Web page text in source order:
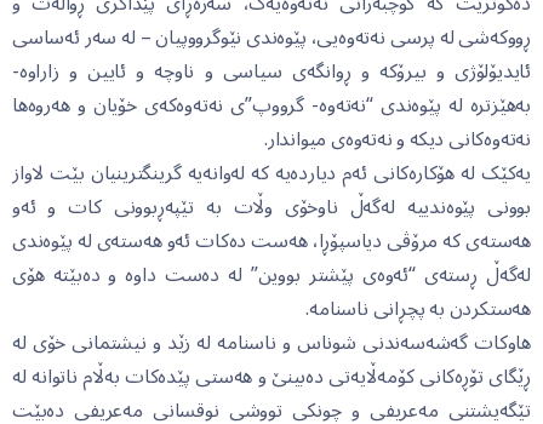
ڕووکەشی لە پرسی نەتەوەیی، پێوەندی نێوگرووپیان – لە سەر ئەساسی
ئایدیۆلۆژی و بیرۆکە و ڕوانگەی سیاسی و ناوچە و ئایین و زاراوە-
بەهێزترە لە پێوەندی “نەتەوە- گرووپ”ی نەتەوەکەی خۆیان و هەروەها
نەتەوەکانی دیکە و نەتەوەی میواندار.
یەکێک لە هۆکارەکانی ئەم دیاردەیە کە لەوانەیە گرینگترینیان بێت لاواز
بوونی پێوەندییە لەگەڵ ناوخۆی وڵات بە تێپەڕبوونی کات و ئەو
هەستەی کە مرۆڤی دیاسپۆڕا، هەست دەکات ئەو هەستەی لە پێوەندی
لەگەڵ ڕستەی “ئەوەی پێشتر بووین” لە دەست داوە و دەبێتە هۆی
هەستکردن بە پچڕانی ناسنامە.
هاوکات گەشەسەندنی شوناس و ناسنامە لە زێد و نیشتمانی خۆی لە
ڕێگای تۆڕەکانی کۆمەڵایەتی دەبینێ و هەستی پێدەکات بەڵام ناتوانە لە
تێگەیشتنی مەعریفی و چونکی تووشی نوقسانی مەعریفی دەبێت